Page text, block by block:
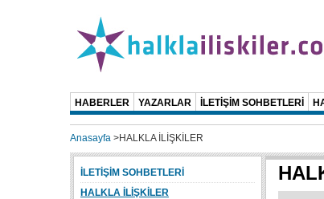
HABERLER YAZARLAR İLETİŞİM SOHBETLERİ
Anasayfa >HALKLA İLİŞKİLER
İLETİŞİM SOHBETLERİ
HALKLA İLİŞKİLER